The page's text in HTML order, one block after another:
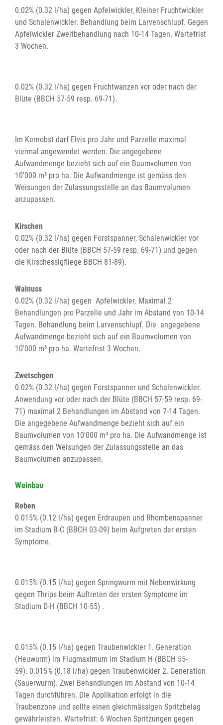
0.02% (0.32 l/ha) gegen Apfelwickler, Kleiner Fruchtwickler
und Schalenwickler. Behandlung beim Larvenschlupf. Gegen
Apfelwickler Zweitbehandlung nach 10-14 Tagen. Wartefrist
3 Wochen.
0.02% (0.32 l/ha) gegen Fruchtwanzen vor oder nach der
Blüte (BBCH 57-59 resp. 69-71).
Im Kernobst darf Elvis pro Jahr und Parzelle maximal
viermal angewendet werden. Die angegebene
Aufwandmenge bezieht sich auf ein Baumvolumen von
10'000 m³ pro ha. Die Aufwandmenge ist gemäss den
Weisungen der Zulassungsstelle an das Baumvolumen
anzupassen.
Kirschen
0.02% (0.32 l/ha) gegen Forstspanner, Schalenwickler vor
oder nach der Blüte (BBCH 57-59 resp. 69-71) und gegen
die Kirschessigfliege BBCH 81-89).
Walnuss
0.02% (0.32 l/ha) gegen Apfelwickler. Maximal 2
Behandlungen pro Parzelle und Jahr im Abstand von 10-14
Tagen. Behandlung beim Larvenschlupf. Die angegebene
Aufwandmenge bezieht sich auf ein Baumvolumen von
10'000 m³ pro ha. Wartefrist 3 Wochen.
Zwetschgen
0.02% (0.32 l/ha) gegen Forstspanner und Schalenwickler.
Anwendung vor oder nach der Blüte (BBCH 57-59 resp. 69-
71) maximal 2 Behandlungen im Abstand von 7-14 Tagen.
Die angegebene Aufwandmenge bezieht sich auf ein
Baumvolumen von 10'000 m³ pro ha. Die Aufwandmenge ist
gemäss den Weisungen der Zulassungsstelle an das
Baumvolumen anzupassen.
Weinbau
Reben
0.015% (0.12 l/ha) gegen Erdraupen und Rhombenspanner
im Stadium B-C (BBCH 03-09) beim Aufgreten der ersten
Symptome.
0.015% (0.15 l/ha) gegen Springwurm mit Nebenwirkung
gegen Thrips beim Auftreten der ersten Symptome im
Stadium D-H (BBCH 10-55) .
0.015% (0.15 l/ha) gegen Traubenwickler 1. Generation
(Heuwurm) im Flugmaximum im Stadium H (BBCH 55-
59). 0.015% (0.18 l/ha) gegen Traubenwickler 2. Generation
(Sauerwurm). Zwei Behandlungen im Abstand von 10-14
Tagen durchführen. Die Applikation erfolgt in die
Traubenzone und sollte einen gleichmässigen Spritzbelag
gewährleisten. Wartefrist: 6 Wochen Spritzungen gegen